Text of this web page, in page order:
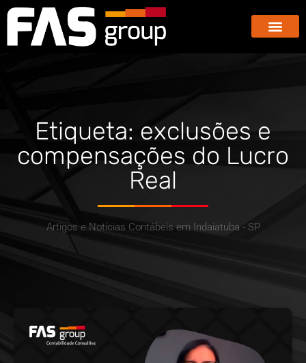
Etiqueta: exclusões e
compensações do Lucro
Real
Artigos e Notícias Contábeis em Indaiatuba - SP